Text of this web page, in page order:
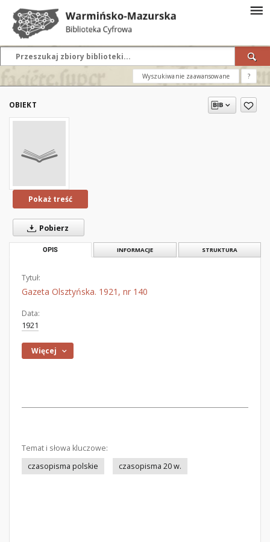
Wyszukiwanie zaawansowane ?
OBIEKT
Pokaż treść
Pobierz
OPIS INFORMACJE STRUKTURA
Tytuł:
Gazeta Olsztyńska. 1921, nr 140
Data:
1921
Więcej
Temat i słowa kluczowe:
czasopisma polskie
czasopisma 20 w.